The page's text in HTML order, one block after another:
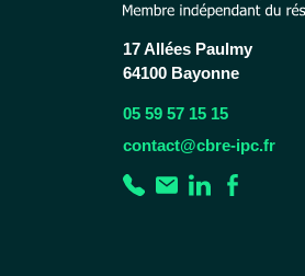
17 Allées Paulmy
64100 Bayonne
05 59 57 15 15
contact@cbre-ipc.fr